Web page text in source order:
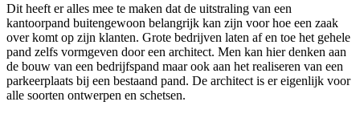
Dit heeft er alles mee te maken dat de uitstraling van een
kantoorpand buitengewoon belangrijk kan zijn voor hoe een zaak
over komt op zijn klanten. Grote bedrijven laten af en toe het gehele
pand zelfs vormgeven door een architect. Men kan hier denken aan
de bouw van een bedrijfspand maar ook aan het realiseren van een
parkeerplaats bij een bestaand pand. De architect is er eigenlijk voor
alle soorten ontwerpen en schetsen.